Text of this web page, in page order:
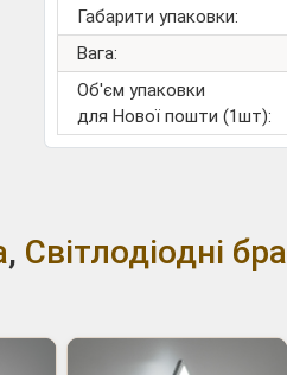
Габарити упаковки:
Вага:
Об'єм упаковки
для Нової пошти (1шт):
, Світлодіодні бра